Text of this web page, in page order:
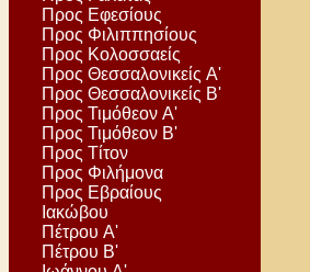
Προς Εφεσίους
Προς Φιλιππησίους
Προς Κολοσσαείς
Προς Θεσσαλονικείς Α'
Προς Θεσσαλονικείς Β'
Προς Τιμόθεον Α'
Προς Τιμόθεον Β'
Προς Τίτον
Προς Φιλήμονα
Προς Εβραίους
Ιακώβου
Πέτρου Α'
Πέτρου Β'